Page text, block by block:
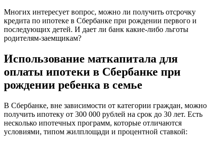
Многих интересует вопрос, можно ли получить отсрочку
кредита по ипотеке в Сбербанке при рождении первого и
последующих детей. И дает ли банк какие-либо льготы
родителям-заемщикам?
Использование маткапитала для
оплаты ипотеки в Сбербанке при
рождении ребенка в семье
В Сбербанке, вне зависимости от категории граждан, можно
получить ипотеку от 300 000 рублей на срок до 30 лет. Есть
несколько ипотечных программ, которые отличаются
условиями, типом жилплощади и процентной ставкой: